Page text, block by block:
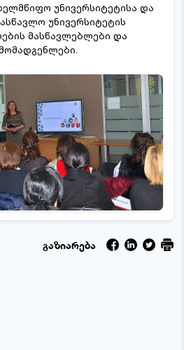
უნივერსიტეტისა და
უნივერსიტეტის
მასწავლებლები და
გაზიარება